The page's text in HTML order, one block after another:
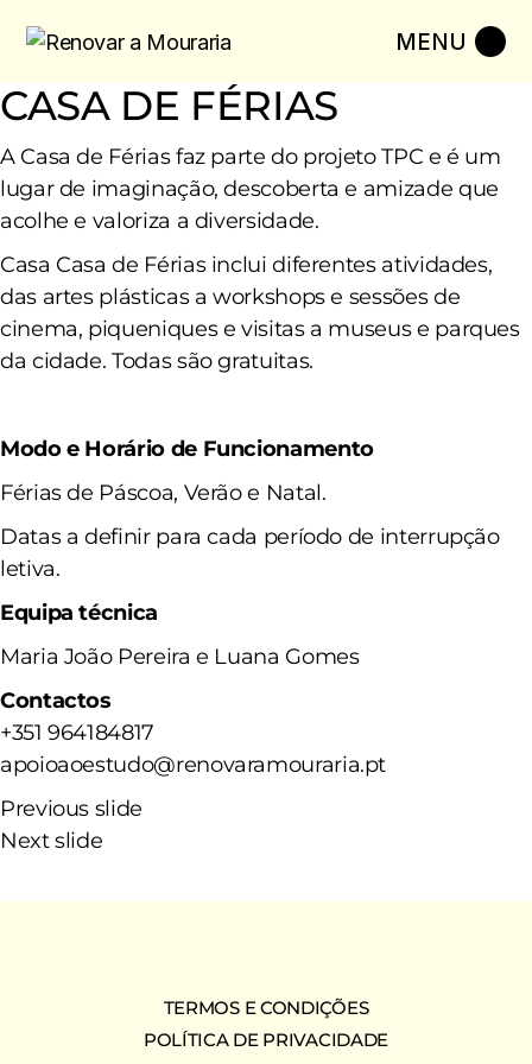
the
CASA DE FÉRIAS
A Casa de Férias faz parte do projeto TPC e é um
lugar de imaginação, descoberta e amizade que
acolhe e valoriza a diversidade.
Casa Casa de Férias inclui diferentes atividades,
das artes plásticas a workshops e sessões de
cinema, piqueniques e visitas a museus e parques
da cidade. Todas são gratuitas.
Modo e Horário de Funcionamento
Férias de Páscoa, Verão e Natal.
Datas a definir para cada período de interrupção
letiva.
Equipa técnica
Maria João Pereira e Luana Gomes
Contactos
+351 964184817
apoioaoestudo@renovaramouraria.pt
Previous slide
Next slide
TERMOS E CONDIÇÕES
POLÍTICA DE PRIVACIDADE